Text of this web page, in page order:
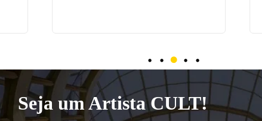
Seja um Artista CULT!